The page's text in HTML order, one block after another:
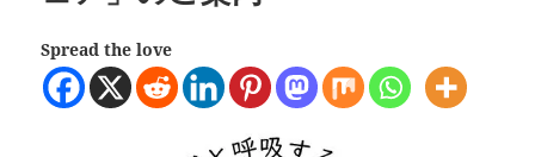
Spread the love